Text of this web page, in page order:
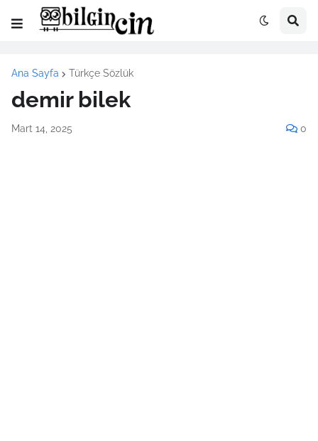
Ana Sayfa Türkçe Sözlük
demir bilek
Mart 14, 2025 0